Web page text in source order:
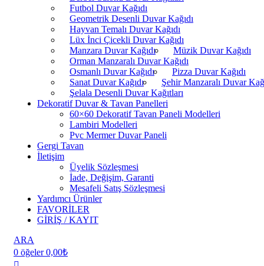
Futbol Duvar Kağıdı
Geometrik Desenli Duvar Kağıdı
Hayvan Temalı Duvar Kağıdı
Lüx İnci Çicekli Duvar Kağıdı
Manzara Duvar Kağıdı
Müzik Duvar Kağıdı
Orman Manzaralı Duvar Kağıdı
Osmanlı Duvar Kağıdı
Pizza Duvar Kağıdı
Sanat Duvar Kağıdı
Şehir Manzaralı Duvar
Şelala Desenli Duvar Kağıtları
Dekoratif Duvar & Tavan Panelleri
60×60 Dekoratif Tavan Paneli Modelleri
Lambiri Modelleri
Pvc Mermer Duvar Paneli
Gergi Tavan
İletişim
Üyelik Sözleşmesi
İade, Değişim, Garanti
Mesafeli Satış Sözleşmesi
Yardımcı Ürünler
FAVORİLER
GİRİŞ / KAYIT
ARA
0 öğeler 0,00₺